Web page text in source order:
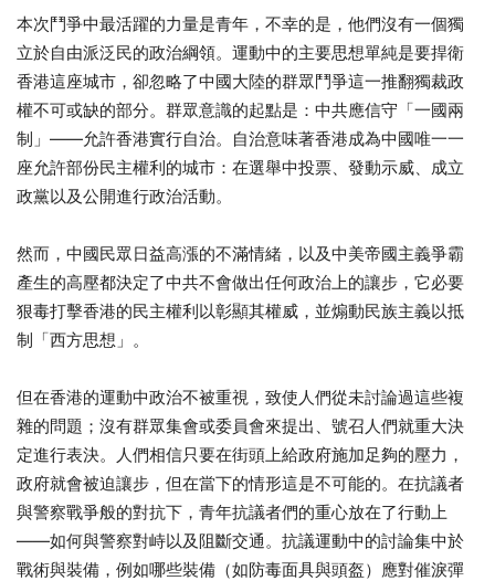
本次鬥爭中最活躍的力量是青年，不幸的是，他們沒有一個獨
立於自由派泛民的政治綱領。運動中的主要思想單純是要捍衛
香港這座城市，卻忽略了中國大陸的群眾鬥爭這一推翻獨裁政
權不可或缺的部分。群眾意識的起點是：中共應信守「一國兩
制」——允許香港實行自治。自治意味著香港成為中國唯一一
座允許部份民主權利的城市：在選舉中投票、發動示威、成立
政黨以及公開進行政治活動。
然而，中國民眾日益高漲的不滿情緒，以及中美帝國主義爭霸
產生的高壓都決定了中共不會做出任何政治上的讓步，它必要
狠毒打擊香港的民主權利以彰顯其權威，並煽動民族主義以抵
制「西方思想」。
但在香港的運動中政治不被重視，致使人們從未討論過這些複
雜的問題；沒有群眾集會或委員會來提出、號召人們就重大決
定進行表決。人們相信只要在街頭上給政府施加足夠的壓力，
政府就會被迫讓步，但在當下的情形這是不可能的。在抗議者
與警察戰爭般的對抗下，青年抗議者們的重心放在了行動上
——如何與警察對峙以及阻斷交通。抗議運動中的討論集中於
戰術與裝備，例如哪些裝備（如防毒面具與頭盔）應對催淚彈